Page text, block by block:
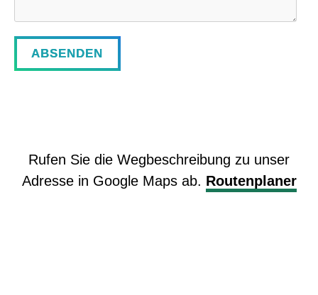
Rufen Sie die Wegbeschreibung zu unser
Adresse in Google Maps ab. Routenplaner